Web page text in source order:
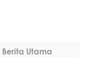
Berita Utama